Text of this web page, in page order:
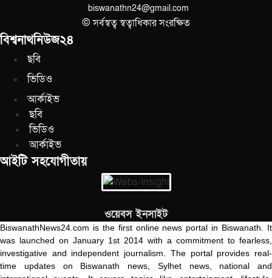
biswanathn24@gmail.com
© সর্বস্বত্ব স্বত্বাধিকার সংরক্ষিত
বিশ্বনাথনিউজ২৪
ছবি
ভিডিও
আর্কাইভ
ছবি
ভিডিও
আর্কাইভ
আইটি সহযোগীতায়
ওয়েবস ইনসাইট
BiswanathNews24.com is the first online news portal in Biswanath. It
was launched on January 1st 2014 with a commitment to fearless,
investigative and independent journalism. The portal provides real-
time updates on Biswanath news, Sylhet news, national and